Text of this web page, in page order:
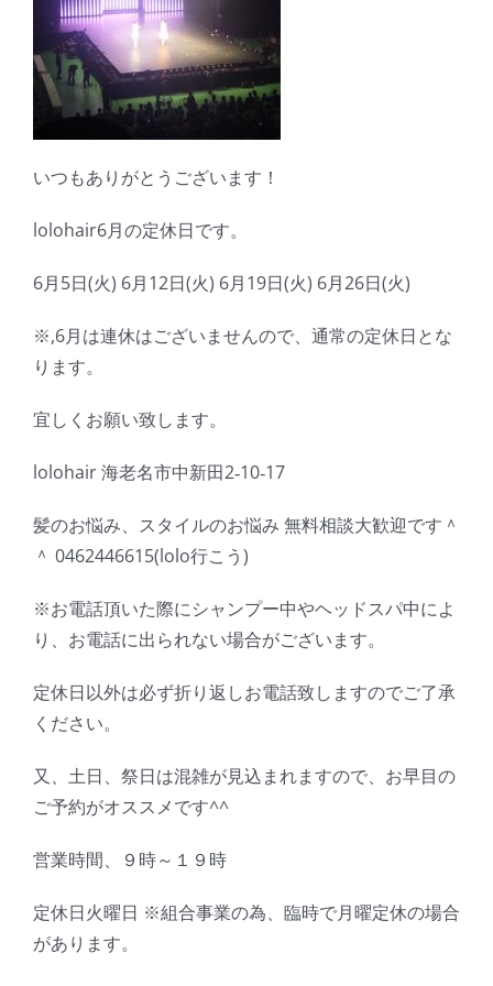
いつもありがとうございます！
lolohair6月の定休日です。
6月5日(火) 6月12日(火) 6月19日(火) 6月26日(火)
※,6月は連休はございませんので、通常の定休日とな
ります。
宜しくお願い致します。
lolohair 海老名市中新田2‐10‐17
髪のお悩み、スタイルのお悩み 無料相談大歓迎です＾
＾ 0462446615(lolo行こう)
※お電話頂いた際にシャンプー中やヘッドスパ中によ
り、お電話に出られない場合がございます。
定休日以外は必ず折り返しお電話致しますのでご了承
ください。
又、土日、祭日は混雑が見込まれますので、お早目の
ご予約がオススメです^^
営業時間、９時～１９時
定休日火曜日 ※組合事業の為、臨時で月曜定休の場合
があります。